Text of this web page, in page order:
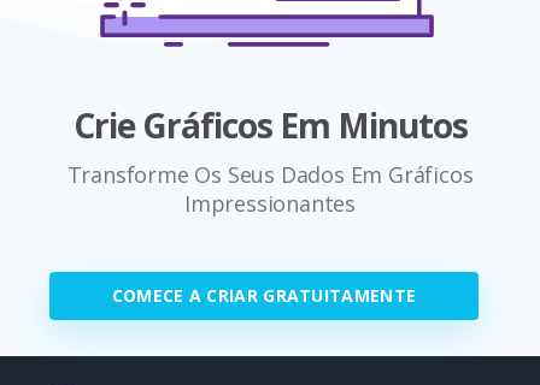
Crie Gráficos Em Minutos
Transforme Os Seus Dados Em Gráficos
Impressionantes
COMECE A CRIAR GRATUITAMENTE